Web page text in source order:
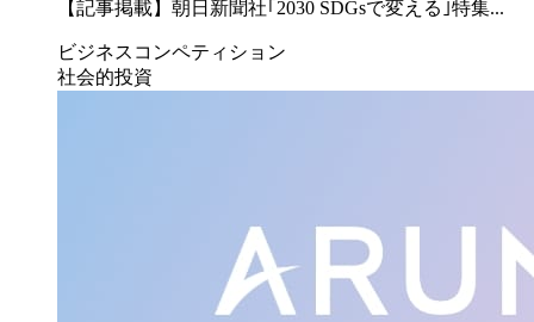
【記事掲載】朝日新聞社｢2030 SDGsで変える｣特集...
ビジネスコンペティション
社会的投資